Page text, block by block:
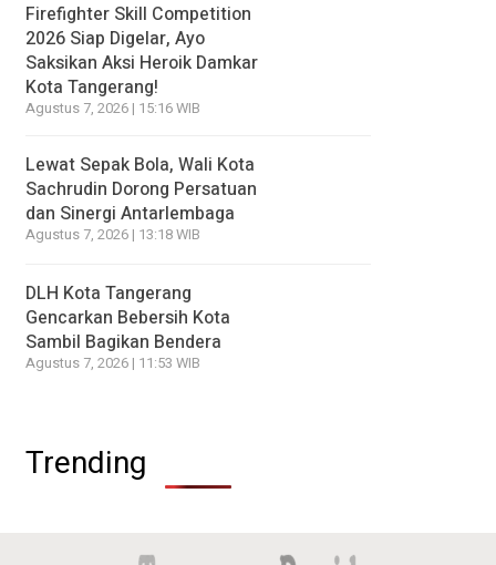
Firefighter Skill Competition
2026 Siap Digelar, Ayo
Saksikan Aksi Heroik Damkar
Kota Tangerang!
Agustus 7, 2026 | 15:16 WIB
Lewat Sepak Bola, Wali Kota
Sachrudin Dorong Persatuan
dan Sinergi Antarlembaga
Agustus 7, 2026 | 13:18 WIB
DLH Kota Tangerang
Gencarkan Bebersih Kota
Sambil Bagikan Bendera
Agustus 7, 2026 | 11:53 WIB
Trending